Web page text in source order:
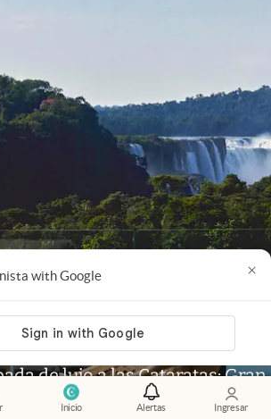
Inicio Alertas Ingresar
with Google ×
de lujo a las Cataratas: Gran
su nueva propuesta